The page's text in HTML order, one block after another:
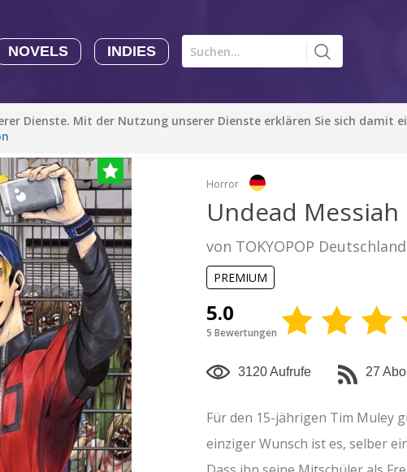
NOVELS INDIES
Indies
Sophie-chan
Artention-Tencent
PREMIUM
Disney Manga
PREMIUM
mehr anzeigen
Dienste. Mit der Nutzung unserer Dienste erklären Sie sich damit
Horror
Undead Messiah
von TOKYOPOP Deutschland
PREMIUM
5.0
5 Bewertungen
3120 Aufrufe 27
Für den 15-jährigen Tim Muley
einziger Wunsch ist es, selber